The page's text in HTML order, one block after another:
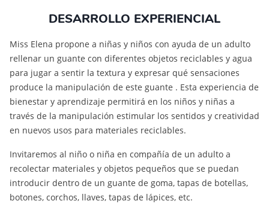
DESARROLLO EXPERIENCIAL
Miss Elena propone a niñas y niños con ayuda de un adulto
rellenar un guante con diferentes objetos reciclables y agua
para jugar a sentir la textura y expresar qué sensaciones
produce la manipulación de este guante . Esta experiencia de
bienestar y aprendizaje permitirá en los niños y niñas a
través de la manipulación estimular los sentidos y creatividad
en nuevos usos para materiales reciclables.
Invitaremos al niño o niña en compañía de un adulto a
recolectar materiales y objetos pequeños que se puedan
introducir dentro de un guante de goma, tapas de botellas,
botones, corchos, llaves, tapas de lápices, etc.